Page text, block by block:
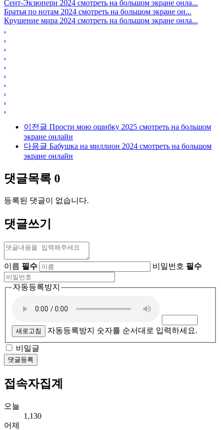
Сент-Экзюпери 2024 смотреть на большом экране онла...
Братья по нотам 2024 смотреть на большом экране он...
Крушение мира 2024 смотреть на большом экране онла...
.
.
.
.
.
.
.
.
.
.
이전글 Прости мою ошибку 2025 смотреть на большом
экране онлайн
다음글 Бабушка на миллион 2024 смотреть на большом
экране онлайн
댓글목록 0
등록된 댓글이 없습니다.
댓글쓰기
이름 필수 비밀번호 필수
자동등록방지
새로고침 자동등록방지 숫자를 순서대로 입력하세요.
비밀글
댓글등록
접속자집계
오늘
1,130
어제